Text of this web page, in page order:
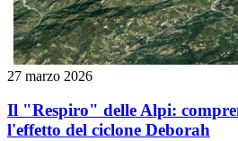
27 marzo 2026
Il "Respiro" delle Alpi:
l'effetto del ciclone Deborah